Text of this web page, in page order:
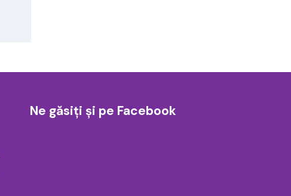
Ne găsiți și pe Facebook